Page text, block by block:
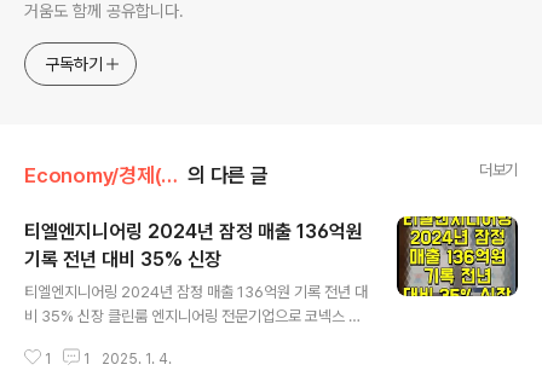
거움도 함께 공유합니다.
구독하기
Economy/경제(산업·정책) 의 다른 글 더보기
티엘엔지니어링 2024년 잠정 매출 136억원
기록 전년 대비 35% 신장
티엘엔지니어링 2024년 잠정 매출 136억원 기록 전년 대
비 35% 신장 클린룸 엔지니어링 전문기업으로 코넥스 시
신장을 이뤘다. 티엘엔지니어링은 2024년 잠정 매출이 1
1 1 2025. 1. 4.